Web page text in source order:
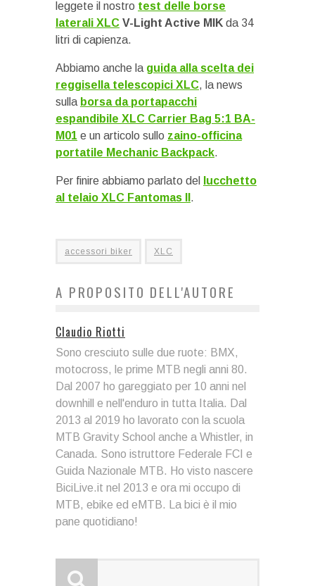
leggete il nostro test delle borse
laterali XLC V-Light Active MIK da 34
litri di capienza.
Abbiamo anche la guida alla scelta dei
reggisella telescopici XLC, la news
sulla borsa da portapacchi
espandibile XLC Carrier Bag 5:1 BA-
M01 e un articolo sullo zaino-officina
portatile Mechanic Backpack.
Per finire abbiamo parlato del
lucchetto
al telaio XLC Fantomas II .
accessori biker XLC
A PROPOSITO DELL'AUTORE
Claudio Riotti
Sono cresciuto sulle due ruote: BMX,
motocross, le prime MTB negli anni 80.
Dal 2007 ho gareggiato per 10 anni nel
downhill e nell'enduro in tutta Italia. Dal
2013 al 2019 ho lavorato con la scuola
MTB Gravity School anche a Whistler, in
Canada. Sono istruttore Federale FCI e
Guida Nazionale MTB. Ho visto nascere
BiciLive.it nel 2013 e ora mi occupo di
MTB, ebike ed eMTB. La bici è il mio
pane quotidiano!